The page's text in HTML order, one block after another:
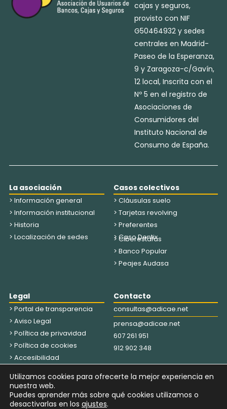
cajas y seguros,
provisto con NIF
G50464932 y sedes
centrales en Madrid-
Paseo de la Esperanza,
9 y Zaragoza-c/Gavín,
12 local, Inscrita con el
Nº 5 en el registro de
Asociaciones de
Consumidores del
Instituto Nacional de
Consumo de España.
La asociación
> Información general
> Información institucional
> Historia
> Localización de sedes
Casos colectivos
> Cláusulas suelo
> Tarjetas revolving
> Preferentes
> Caso Dentix
> Ciberestafas
> Banco Popular
> Peajes Audasa
Legal
> Portal de transparencia
> Aviso Legal
> Política de privavidad
> Política de cookies
> Accesibilidad
Contacto
consultas@adicae.net
prensa@adicae.net
607 261 951
912 902 348
HÁGASE SOCIO EDUCACIÓN FINANCIERA
Utilizamos cookies para ofrecerte la mejor experiencia en
nuestra web.
Puedes aprender más sobre qué cookies utilizamos o
desactivarlas en los ajustes.